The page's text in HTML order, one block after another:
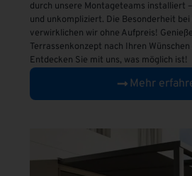
durch unsere Montageteams installiert
und unkompliziert. Die Besonderheit
verwirklichen wir ohne Aufpreis!
Terrassenkonzept nach Ihren
Entdecken Sie mit uns, was möglich ist!
Mehr